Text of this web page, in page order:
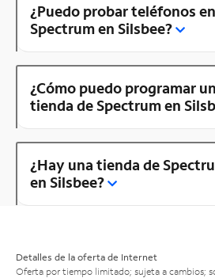
¿Puedo probar teléfonos
Spectrum en Silsbee?
¿Cómo puedo programar
tienda de Spectrum en
¿Hay una tienda de
en Silsbee?
Detalles de la oferta de Internet
Oferta por tiempo limitado; sujeta a cambios;